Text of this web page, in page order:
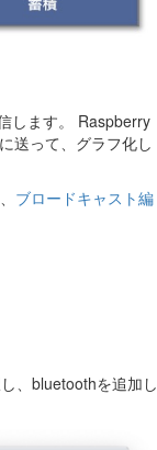
します。 Raspberry
に送って、グラフ化し
ブロードキャスト編
、bluetoothを追加し